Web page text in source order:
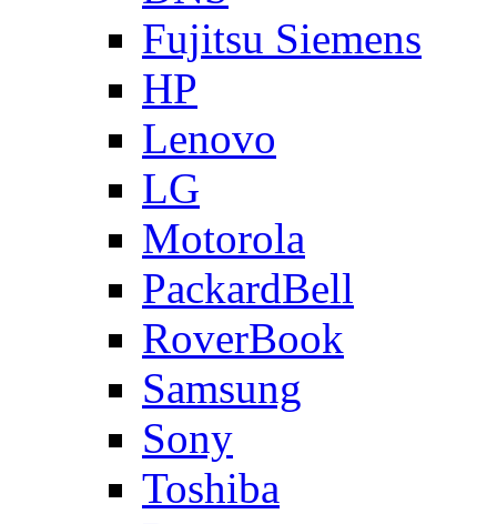
Fujitsu Siemens
HP
Lenovo
LG
Motorola
PackardBell
RoverBook
Samsung
Sony
Toshiba